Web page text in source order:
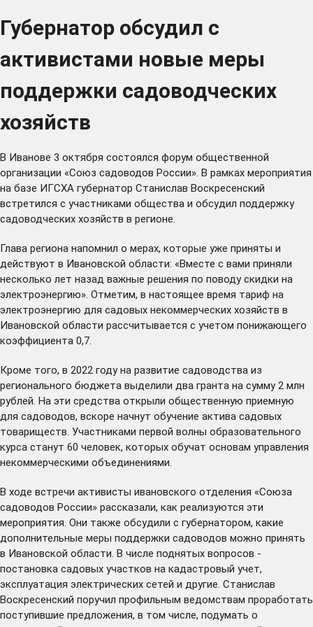
Губернатор обсудил с
активистами новые меры
поддержки садоводческих
хозяйств
В Иванове 3 октября состоялся форум общественной
организации «Союз садоводов России». В рамках мероприятия
на базе ИГСХА губернатор Станислав Воскресенский
встретился с участниками общества и обсудил поддержку
садоводческих хозяйств в регионе.
Глава региона напомнил о мерах, которые уже приняты и
действуют в Ивановской области: «Вместе с вами приняли
несколько лет назад важные решения по поводу скидки на
электроэнергию». Отметим, в настоящее время тариф на
электроэнергию для садовых некоммерческих хозяйств в
Ивановской области рассчитывается с учетом понижающего
коэффициента 0,7.
Кроме того, в 2022 году на развитие садоводства из
регионального бюджета выделили два гранта на сумму 2 млн
рублей. На эти средства открыли общественную приемную
для садоводов, вскоре начнут обучение актива садовых
товариществ. Участниками первой волны образовательного
курса станут 60 человек, которых обучат основам управления
некоммерческими объединениями.
В ходе встречи активисты ивановского отделения «Союза
садоводов России» рассказали, как реализуются эти
мероприятия. Они также обсудили с губернатором, какие
дополнительные меры поддержки садоводов можно принять
в Ивановской области. В числе поднятых вопросов -
постановка садовых участков на кадастровый учет,
эксплуатация электрических сетей и другие. Станислав
Воскресенский поручил профильным ведомствам проработать
поступившие предложения, в том числе, подумать о